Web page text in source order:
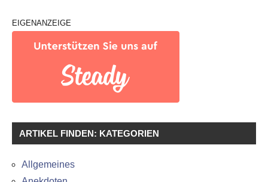
EIGENANZEIGE
ARTIKEL FINDEN: KATEGORIEN
Allgemeines